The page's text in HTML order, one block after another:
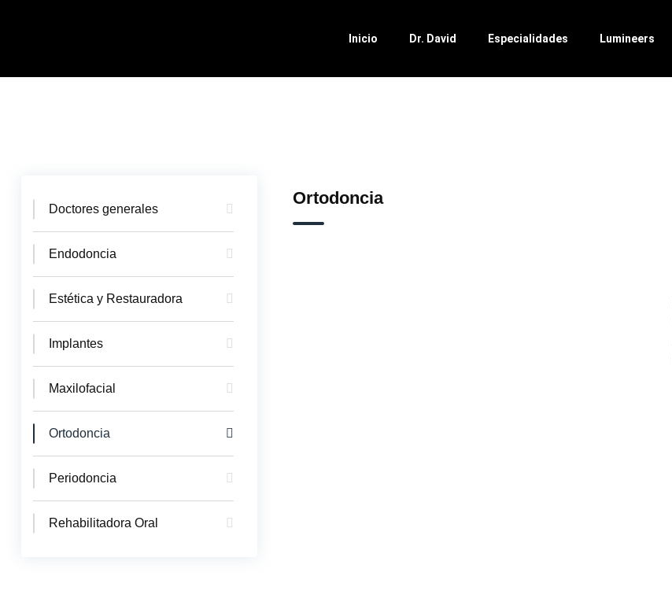
Inicio Dr. David Especialidades Lumineers
Doctores generales
Endodoncia
Estética y Restauradora
Implantes
Maxilofacial
Ortodoncia
Periodoncia
Rehabilitadora Oral
Ortodoncia